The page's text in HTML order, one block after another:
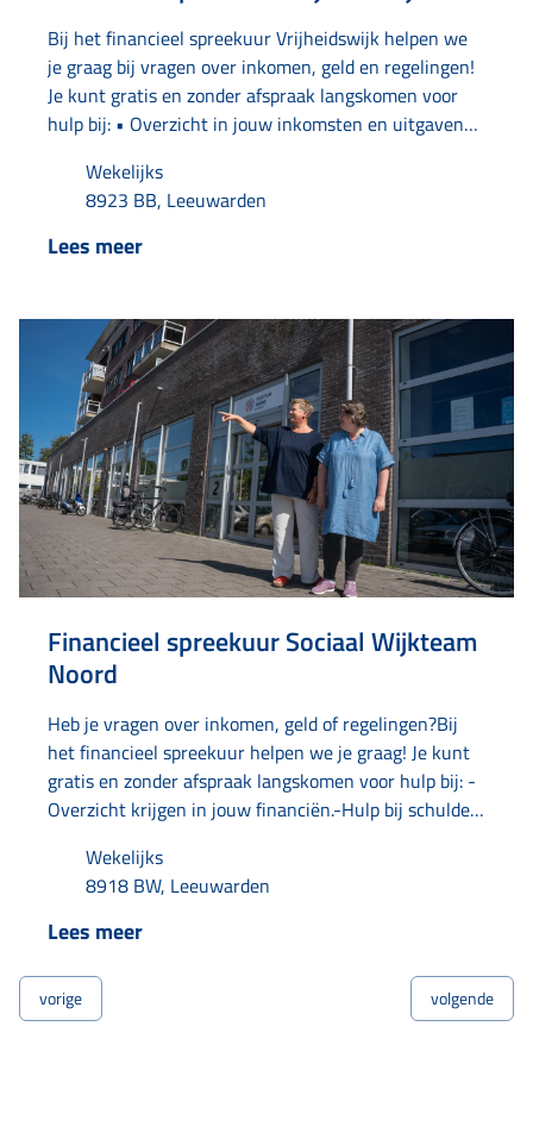
Bij het financieel spreekuur Vrijheidswijk helpen we
je graag bij vragen over inkomen, geld en regelingen!
Je kunt gratis en zonder afspraak langskomen voor
hulp bij: • Overzicht in jouw inkomsten en uitgaven•
Bellen met instanties• Doornemen en ordenen van je
post• Aanvragen van een uitkering• Het aanvragen
of aanpassen van toeslagen• Onderzoeken of er
Wekelijks
8923 BB, Leeuwarden
Lees meer
Financieel spreekuur Sociaal Wijkteam
Noord
Heb je vragen over inkomen, geld of regelingen?Bij
het financieel spreekuur helpen we je graag! Je kunt
gratis en zonder afspraak langskomen voor hulp bij: -
Overzicht krijgen in jouw financiën.-Hulp bij schulden
post doornemen en ordenen.-Aanvragen van een
uitkering.-Aanvragen of aanpassen van toeslagen.-
Aanvragen van kwijtschelding.-Kijken of je recht hebt
Wekelijks
8918 BW, Leeuwarden
Lees meer
vorige volgende